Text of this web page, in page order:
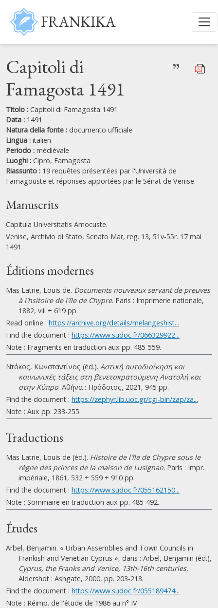
Salta al contenuto principale
FRANKIKA
Capitoli di
Famagosta 1491
”
Titolo : Capitoli di Famagosta 1491
Data : 1491
Natura della fonte : documento ufficiale
Lingua : italien
Periodo : médiévale
Luoghi : Cipro, Famagosta
Riassunto : 19 requêtes présentées par l'Università de
Famagouste et réponses apportées par le Sénat de Venise.
Manuscrits
Capitula Universitatis Amocuste.
Venise, Archivio di Stato, Senato Mar, reg. 13, 51v-55r. 17 mai
1491.
Éditions modernes
Mas Latrie, Louis de. Documents nouveaux servant de preuves
à l'hsitoire de l'île de Chypre. Paris : Imprimerie nationale,
1882, viii + 619 pp.
Read online : https://archive.org/details/melangeshist...
Find the document : https://www.sudoc.fr/066329922...
Note : Fragments en traduction aux pp. 485-559.
Ντόκος, Κωνσταντίνος (éd.). Αστική αυτοδιοίκηση και
κοινωνικές τάξεις στη βενετοκρατούμενη Ανατολή και
στην Κύπρο. Αθήνα : Ηρόδοτος, 2021, 945 pp.
Find the document : https://zephyr.lib.uoc.gr/cgi-bin/zap/za...
Note : Aux pp. 233-255.
Traductions
Mas Latrie, Louis de (éd.). Histoire de l'île de Chypre sous le
règne des princes de la maison de Lusignan. Paris : Impr.
impériale, 1861, 532 + 559 + 910 pp.
Find the document : https://www.sudoc.fr/055162150...
Note : Sommaire en traduction aux pp. 485-492.
Études
Arbel, Benjamin. « Urban Assemblies and Town Councils in
Frankish and Venetian Cyprus », dans : Arbel, Benjamin (éd.),
Cyprus, the Franks and Venice, 13th-16th centuries,
Aldershot : Ashgate, 2000, pp. 203-213.
Find the document : https://www.sudoc.fr/055189474...
Note : Réimp. de l'étude de 1986 au n° IV.